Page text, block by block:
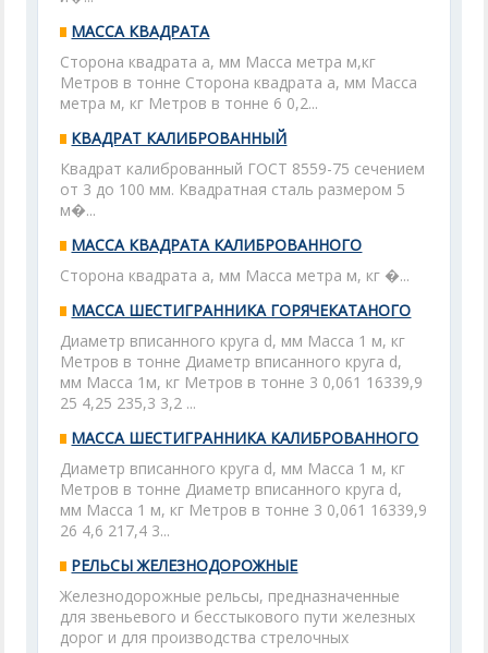
МАССА КВАДРАТА
Сторона квадрата а, мм Масса метра м,кг
Метров в тонне Сторона квадрата а, мм Масса
метра м, кг Метров в тонне 6 0,2...
КВАДРАТ КАЛИБРОВАННЫЙ
Квадрат калиброванный ГОСТ 8559-75 сечением
от 3 до 100 мм. Квадратная сталь размером 5
м�...
МАССА КВАДРАТА КАЛИБРОВАННОГО
Сторона квадрата а, мм Масса метра м, кг �...
МАССА ШЕСТИГРАННИКА ГОРЯЧЕКАТАНОГО
Диаметр вписанного круга d, мм Масса 1 м, кг
Метров в тонне Диаметр вписанного круга d,
мм Масса 1м, кг Метров в тонне 3 0,061 16339,9
25 4,25 235,3 3,2 ...
МАССА ШЕСТИГРАННИКА КАЛИБРОВАННОГО
Диаметр вписанного круга d, мм Масса 1 м, кг
Метров в тонне Диаметр вписанного круга d,
мм Масса 1 м, кг Метров в тонне 3 0,061 16339,9
26 4,6 217,4 3...
РЕЛЬСЫ ЖЕЛЕЗНОДОРОЖНЫЕ
Железнодорожные рельсы, предназначенные
для звеньевого и бесстыкового пути железных
дорог и для производства стрелочных